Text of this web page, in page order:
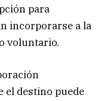
para
incorporarse a la
voluntario.
el destino puede